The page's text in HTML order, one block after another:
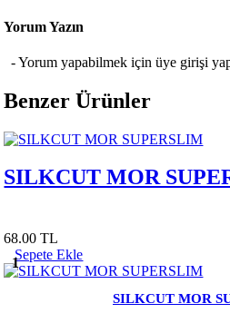
Yorum Yazın
- Yorum yapabilmek için üye girişi
Benzer Ürünler
SILKCUT MOR
68.00 TL
1
Sepete Ekle
SILKCUT MOR